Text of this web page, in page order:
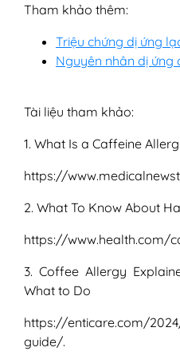
Tham khảo thêm:
Triệu chứng dị ứng
Nguyên nhân dị ứng
Tài liệu tham khảo:
1. What Is a Caffeine
https://
2. What To Know About
https://www.health.com/
3. Coffee Allergy
What to Do
https://enticare.com/
guide/.